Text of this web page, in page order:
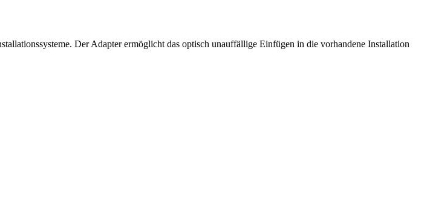
Der Adapter ermöglicht das optisch unauffällige Einfügen in die vorhandene Installation